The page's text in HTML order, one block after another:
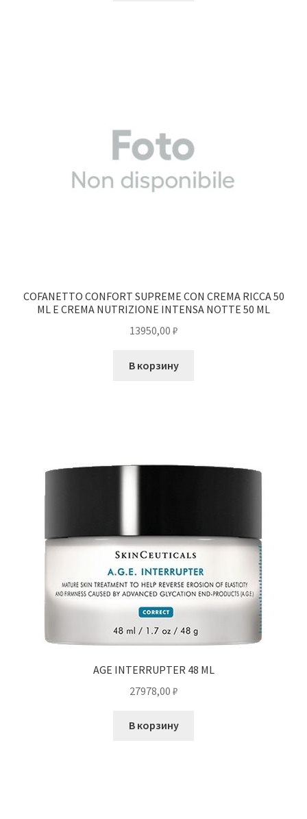
COFANETTO CONFORT SUPREME CON CREMA RICCA 50
ML E CREMA NUTRIZIONE INTENSA NOTTE 50 ML
13950,00 ₽
В корзину
AGE INTERRUPTER 48 ML
27978,00 ₽
В корзину